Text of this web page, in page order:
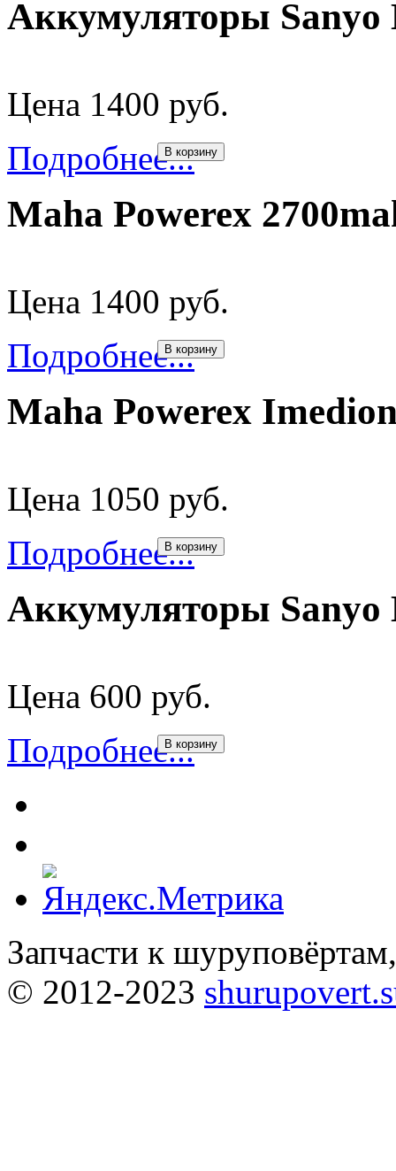
Аккумуляторы Sanyo
Цена 1400 руб.
Подробнее...
В корзину
Maha Powerex
Цена 1400 руб.
Подробнее...
В корзину
Maha Powerex
Цена 1050 руб.
Подробнее...
В корзину
Аккумуляторы Sanyo
Цена 600 руб.
Подробнее...
В корзину
Запчасти к
© 2012-2023